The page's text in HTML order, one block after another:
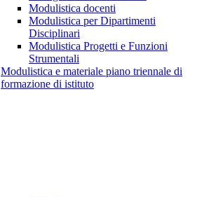
Modulistica docenti
Modulistica per Dipartimenti
Disciplinari
Modulistica Progetti e Funzioni
Strumentali
Modulistica e materiale piano triennale di
formazione di istituto